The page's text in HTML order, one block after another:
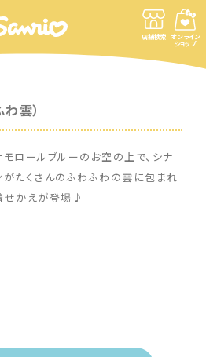
店舗検索 オンライン
ショップ
雲）
モロールブルーのお空の上で、シナ
がたくさんのふわふわの雲に包まれ
せかえが登場♪